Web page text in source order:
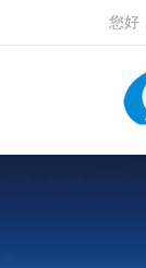
您好